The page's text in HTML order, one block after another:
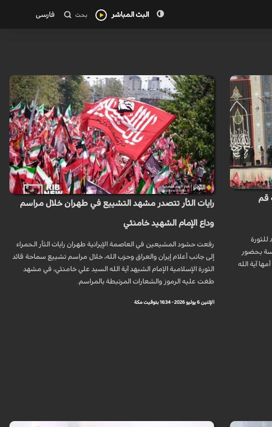
البث المباشر بحث فارسی
قم
للثورة
بحضور
آية الله
رايات الثأر تتصدر مشهد التشييع في طهران خلال مراسم
وداع الإمام الشهيد خامنئي
رفعت حشود المشيعين في العاصمة الإيرانية طهران رايات الثأر الحمراء
إلى جانب أعلام إيران والعراق وحزب الله، خلال مراسم تشييع سماحة قائد
الثورة الإسلامية الإمام الشيهد آية الله السيد علي خامنئي، في مشهد
طغت عليه الرموز والشعارات المرتبطة بالمراسم.
الإثنين 6 يوليو 2026 - 16:34 بتوقيت مكة